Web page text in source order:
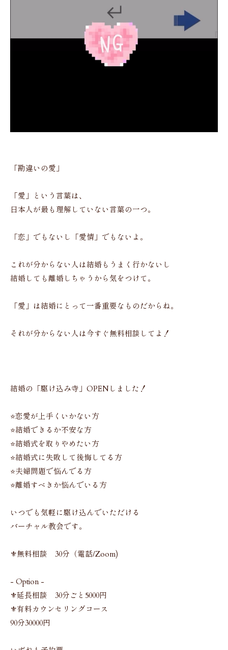
「勘違いの愛」
「愛」という言葉は、
日本人が最も理解していない言葉の一つ。
「恋」でもないし「愛情」でもないよ。
これが分からない人は結婚もうまく行かないし
結婚しても離婚しちゃうから気をつけて。
「愛」は結婚にとって一番重要なものだからね。
それが分からない人は今すぐ無料相談してよ！
結婚の「駆け込み寺」OPENしました！
⭐️恋愛が上手くいかない方
⭐️結婚できるか不安な方
⭐️結婚式を取りやめたい方
⭐️結婚式に失敗して後悔してる方
⭐️夫婦問題で悩んでる方
⭐️離婚すべきか悩んでいる方
いつでも気軽に駆け込んでいただける
バーチャル教会です。
⚜️無料相談 30分（電話/Zoom)
- Option -
⚜️延長相談 30分ごと5000円
⚜️有料カウンセリングコース
90分30000円